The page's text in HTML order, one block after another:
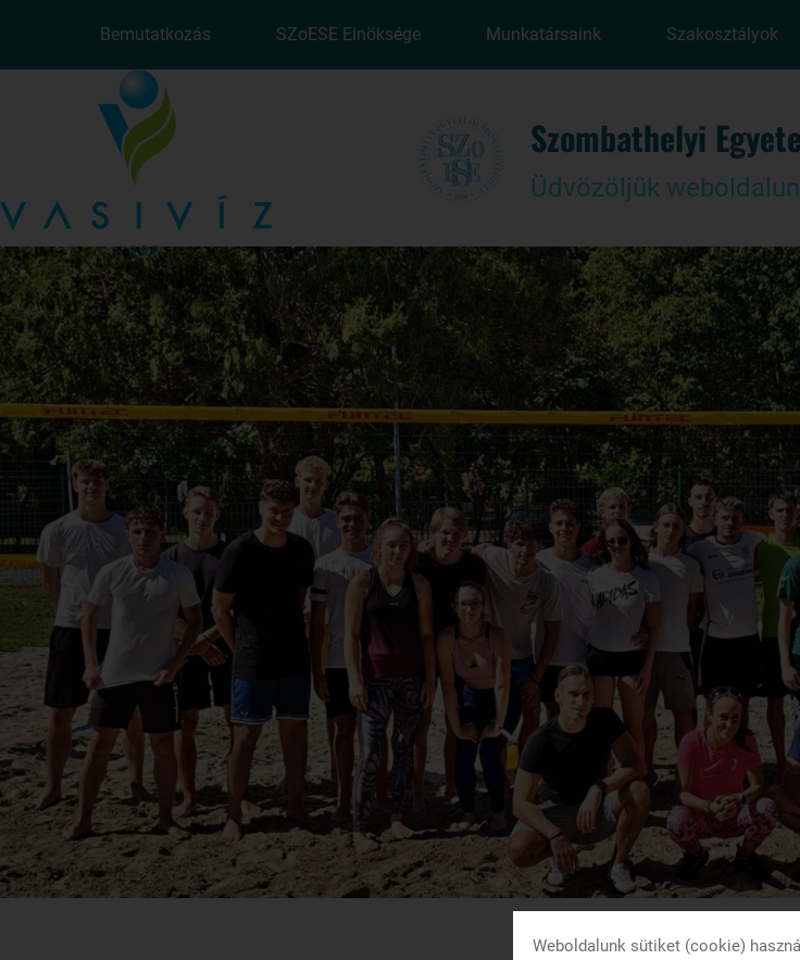
Bemutatkozás SZoESE Elnöksége Munkatársaink Szakosztályok
Szombathelyi
Üdvözöljük
Weboldalunk sütiket (cookie)